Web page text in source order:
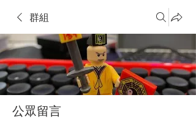
群組
公眾留言